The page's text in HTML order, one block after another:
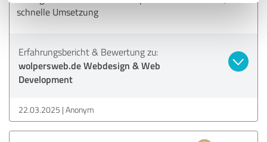
schnelle Umsetzung
Erfahrungsbericht & Bewertung zu:
wolpersweb.de Webdesign & Web
Development
22.03.2025 Anonym